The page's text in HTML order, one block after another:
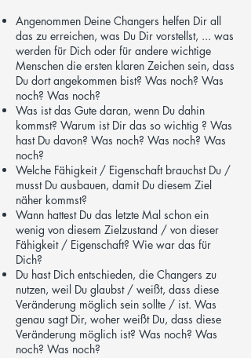
Angenommen Deine Changers helfen Dir all
das zu erreichen, was Du Dir vorstellst, ... was
werden für Dich oder für andere wichtige
Menschen die ersten klaren Zeichen sein, dass
Du dort angekommen bist? Was noch? Was
noch? Was noch?
Was ist das Gute daran, wenn Du dahin
kommst? Warum ist Dir das so wichtig ? Was
hast Du davon? Was noch? Was noch? Was
noch?
Welche Fähigkeit / Eigenschaft brauchst Du /
musst Du ausbauen, damit Du diesem Ziel
näher kommst?
Wann hattest Du das letzte Mal schon ein
wenig von diesem Zielzustand / von dieser
Fähigkeit / Eigenschaft? Wie war das für
Dich?
Du hast Dich entschieden, die Changers zu
nutzen, weil Du glaubst / weißt, dass diese
Veränderung möglich sein sollte / ist. Was
genau sagt Dir, woher weißt Du, dass diese
Veränderung möglich ist? Was noch? Was
noch? Was noch?